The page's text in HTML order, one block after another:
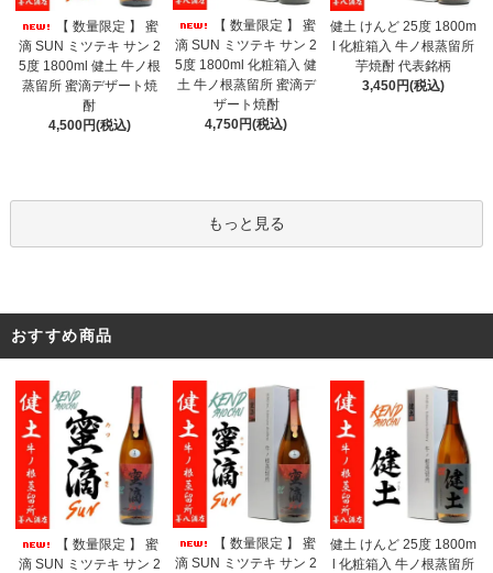
【 数量限定 】 蜜
滴 SUN ミツテキ サン 2
5度 1800ml 健土 牛ノ根
蒸留所 蜜滴デザート焼
酎
4,500円(税込)
【 数量限定 】 蜜
滴 SUN ミツテキ サン 2
5度 1800ml 化粧箱入 健
土 牛ノ根蒸留所 蜜滴デ
ザート焼酎
4,750円(税込)
健土 けんど 25度 1800m
l 化粧箱入 牛ノ根蒸留所
芋焼酎 代表銘柄
3,450円(税込)
もっと見る
おすすめ商品
【 数量限定 】 蜜
滴 SUN ミツテキ サン 2
【 数量限定 】 蜜
滴 SUN ミツテキ サン 2
健土 けんど 25度 1800m
l 化粧箱入 牛ノ根蒸留所